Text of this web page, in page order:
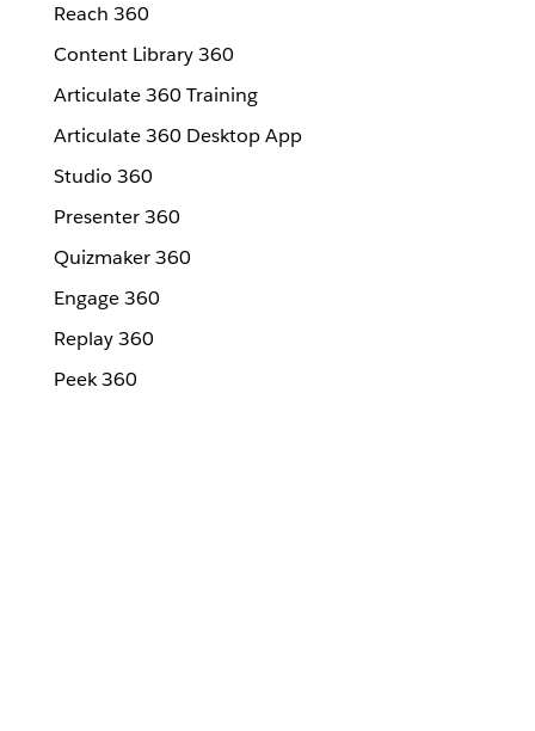
Reach 360
Content Library 360
Articulate 360 Training
Articulate 360 Desktop App
Studio 360
Presenter 360
Quizmaker 360
Engage 360
Replay 360
Peek 360